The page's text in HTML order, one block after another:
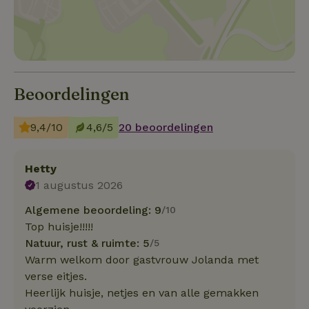
Beoordelingen
9,4/10 4,6/5 20 beoordelingen
Hetty
1 augustus 2026
Algemene beoordeling: 9/10
Top huisje!!!!!
Natuur, rust & ruimte: 5/5
Warm welkom door gastvrouw Jolanda met
verse eitjes.
Heerlijk huisje, netjes en van alle gemakken